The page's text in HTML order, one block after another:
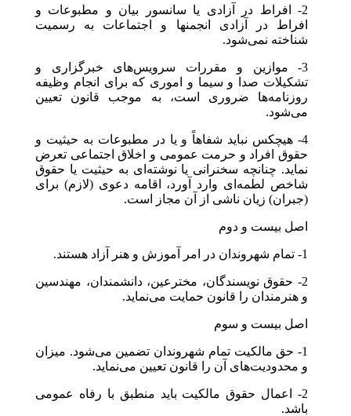
2- افراط در آزادی یا سانسور بیان و مطبوعات و
افراط در آزادی انجمنها و اجتماعات به رسمیت
شناخته نمی‌شود.
3- موازین و مقررات سرویس‌های خبرگزاری و
تشکیلات صدا و سیما و اموری که برای انجام وظیفه
روزنامه‌ها ضروری است، به موجب قانون تعیین
می‌شود.
4- هیچکس نباید شفاهاً و یا در مطبوعات به حیثیت و
حقوق افراد و حرمت عمومی و اخلاق اجتماعی تعرض
نماید. چنانچه سخنرانی یا نوشته‌ای به حیثیت یا حقوق
شاخص لطمه‌ای وارد آورد، اقامه دعوی (لازم) برای
(جبران) زیان ناشی از آن مجاز است.
اصل بیست و دوم
2- حقوق نویسندگان، مخترعین، دانشمندان،‌ مهندسین
و هنرمندان را قانون حمایت می‌نماید.
اصل بیست‌ و سوم
1- حق مالکیت تمام شهروندان تضمین می‌شود. میزان
و محدودیت‌های آن را قانون تعیین می‌نماید.
2- اعمال حقوق مالکیت باید منطبق با رفاه عمومی
باشد.